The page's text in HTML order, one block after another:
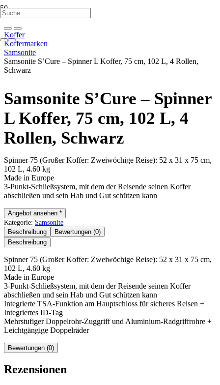
Koffer
Koffermarken
Samsonite
Samsonite S’Cure – Spinner L Koffer, 75 cm, 102 L, 4 Rollen,
Schwarz
Samsonite S’Cure – Spinner
L Koffer, 75 cm, 102 L, 4
Rollen, Schwarz
Spinner 75 (Großer Koffer: Zweiwöchige Reise): 52 x 31 x 75 cm,
102 L, 4.60 kg
Made in Europe
3-Punkt-Schließsystem, mit dem der Reisende seinen Koffer
abschließen und sein Hab und Gut schützen kann
Angebot ansehen *
Kategorie: Samsonite
Beschreibung
Bewertungen (0)
Beschreibung
Spinner 75 (Großer Koffer: Zweiwöchige Reise): 52 x 31 x 75 cm,
102 L, 4.60 kg
Made in Europe
3-Punkt-Schließsystem, mit dem der Reisende seinen Koffer
abschließen und sein Hab und Gut schützen kann
Integrierte TSA-Funktion am Hauptschloss für sicheres Reisen +
Integriertes ID-Tag
Mehrstufiger Doppelrohr-Zuggriff und Aluminium-Radgriffrohre +
Leichtgängige Doppelräder
Bewertungen (0)
Rezensionen